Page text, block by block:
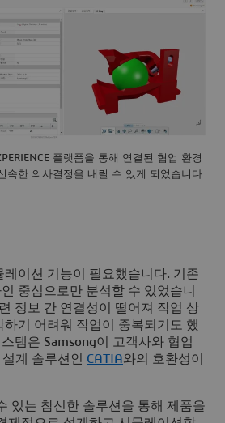
플랫폼을 통해 연결된 협업 환경
속한 의사결정을 내릴 수 있게 되었습니다.
레이션 기능이 필요했습니다. 기존
중심으로만 분석할 수 있었습니
정보 간 연결성이 떨어져 작업 상
기 어려워 작업이 중복되기도 했
템은 Samsong이 고객사와 협업
설계 솔루션인 CATIA와의 호환성이
있는 참신한 솔루션을 통해 제품을